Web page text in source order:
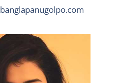
banglapanugolpo.com